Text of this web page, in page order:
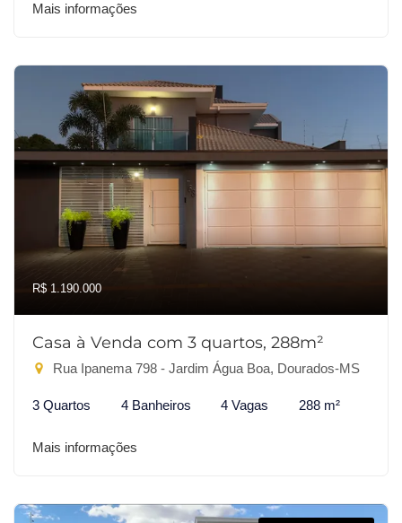
Mais informações
R$ 1.190.000
Casa à Venda com 3 quartos, 288m²
Rua Ipanema 798 - Jardim Água Boa, Dourados-MS
3 Quartos 4 Banheiros 4 Vagas 288 m²
Mais informações